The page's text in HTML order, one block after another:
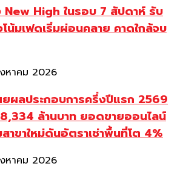
High ในรอบ 7 สัปดาห์ รับ
น้มเฟดเริ่มผ่อนคลาย คาดใกล้จบ
หาคม 2026
ผลประกอบการครึ่งปีแรก 2569
ล้านบาท ยอดขายออนไลน์
าขาใหม่ดันอัตราเช่าพื้นที่โต 4%
หาคม 2026